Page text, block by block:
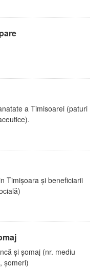
a Timisoarei (paturi
Timișoara și beneficiarii
și șomaj (nr. mediu
șomeri)